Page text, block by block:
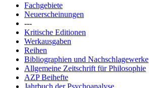
Fachgebiete
Neuerscheinungen
---
Kritische Editionen
Werkausgaben
Reihen
Bibliographien und Nachschlagewerke
Allgemeine Zeitschrift für Philosophie
AZP Beihefte
Jahrbuch der Psychoanalyse